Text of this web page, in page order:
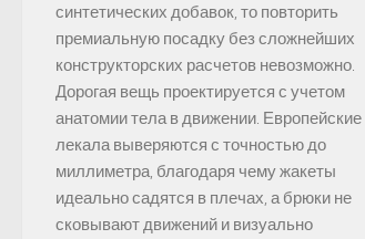
синтетических добавок, то повторить
премиальную посадку без сложнейших
конструкторских расчетов невозможно.
Дорогая вещь проектируется с учетом
анатомии тела в движении. Европейские
лекала выверяются с точностью до
миллиметра, благодаря чему жакеты
идеально садятся в плечах, а брюки не
сковывают движений и визуально